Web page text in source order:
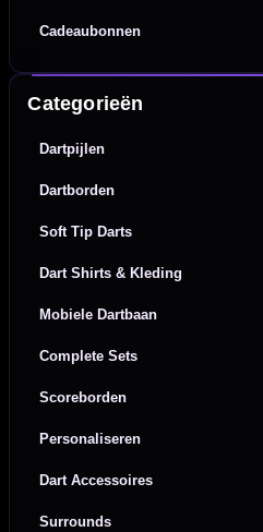
Cadeaubonnen
Categorieën
Dartpijlen
Dartborden
Soft Tip Darts
Dart Shirts & Kleding
Mobiele Dartbaan
Complete Sets
Scoreborden
Personaliseren
Dart Accessoires
Surrounds